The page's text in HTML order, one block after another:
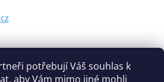
potřebují Váš souhlas k
aby Vám mimo jiné mohli